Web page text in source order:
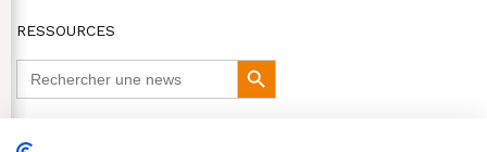
RESSOURCES
Search
Button
DISCLAIMER